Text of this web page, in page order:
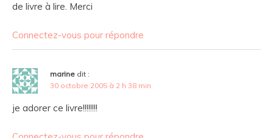
de livre à lire. Merci
Connectez-vous pour répondre
marine dit :
30 octobre 2005 à 2 h 38 min
je adorer ce livre!!!!!!!!